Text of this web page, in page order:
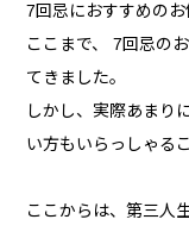
7回忌におすすめのお
ここまで、 7回忌の
てきました。
しかし、実際あまり
い方もいらっしゃる
ここからは、第三人